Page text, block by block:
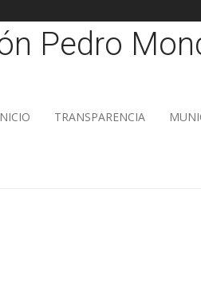
TRANSPARENCIA